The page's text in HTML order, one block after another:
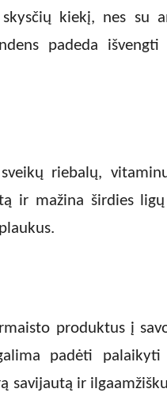
kiekį, nes su
padeda
riebalų,
ir mažina širdies
produktus į
padėti palaikyti
savijautą ir